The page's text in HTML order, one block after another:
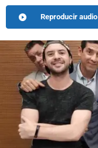
Reproducir audio